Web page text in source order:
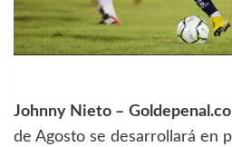
Johnny Nieto –
de Agosto se desarrollará en